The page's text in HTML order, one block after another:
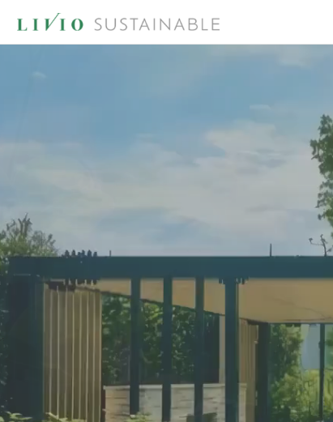
まちづくり
MOVEMENT
GREEN CIRCULATION PROJECT
環境認証取得
木造建築の推進
釜石市との連携